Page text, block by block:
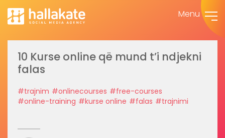
Menu
10 Kurse online që mund t’i ndjekni
falas
#trajnim #onlinecourses #free-courses
#online-training #kurse online #falas #trajnimi